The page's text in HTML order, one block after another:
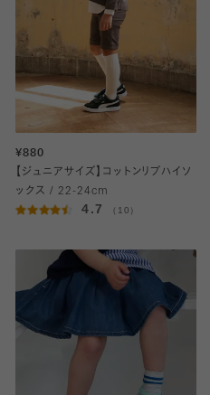
¥880
【ジュニアサイズ】コットンリブハイソ
ックス / 22-24cm
4.7 （10）